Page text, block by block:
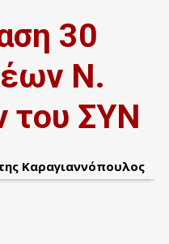
30
Ν.
του ΣΥΝ
Καραγιαννόπουλος